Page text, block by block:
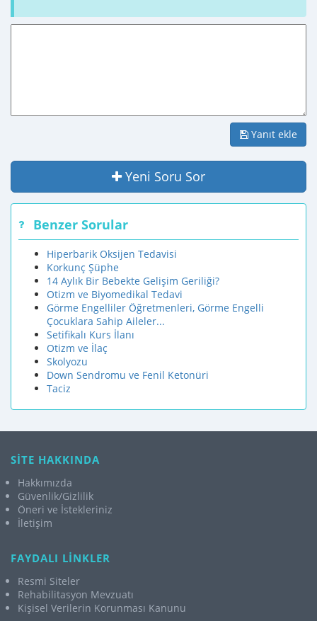
Yanıt ekle
Yeni Soru Sor
Benzer Sorular
Hiperbarik Oksijen Tedavisi
Korkunç Şüphe
14 Aylık Bir Bebekte Gelişim Geriliği?
Otizm ve Biyomedikal Tedavi
Görme Engelliler Öğretmenleri, Görme Engelli
Çocuklara Sahip Aileler...
Setifikalı Kurs İlanı
Otizm ve İlaç
Skolyozu
Down Sendromu ve Fenil Ketonüri
Taciz
SİTE HAKKINDA
Hakkımızda
Güvenlik/Gizlilik
Öneri ve İstekleriniz
İletişim
FAYDALI LİNKLER
Resmi Siteler
Rehabilitasyon Mevzuatı
Kişisel Verilerin Korunması Kanunu